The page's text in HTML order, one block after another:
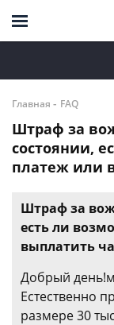
Главная - FAQ
Штраф за
состоянии,
платеж или
Штраф за
есть ли
выплатить
Добрый
Естественно
размере 30